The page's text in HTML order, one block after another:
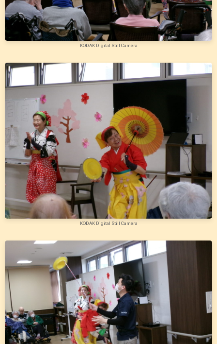
KODAK Digital Still Camera
KODAK Digital Still Camera